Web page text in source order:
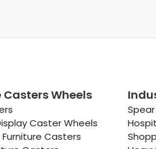
Casters Wheels
Caster Wheels
Casters